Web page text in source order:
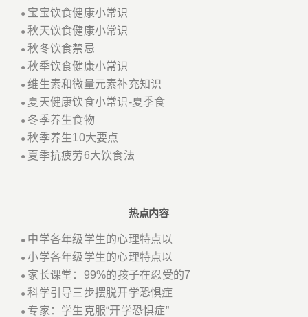
● 宝宝饮食健康小常识
●秋天饮食健康小常识
●秋冬饮食禁忌
●秋季饮食健康小常识
●维生素和微量元素补充知识
● 夏天健康饮食小常识-夏季食
● 冬季养生食物
●秋季养生10大要点
● 夏季抗疲劳6大饮食法
热点内容
● 中学各年级学生的心理特点以
●小学各年级学生的心理特点以
● 家长课堂：99%的孩子在忍受的7
●科学引导三步摆脱开学恐惧症
● 专家：学生克服“开学恐惧症”